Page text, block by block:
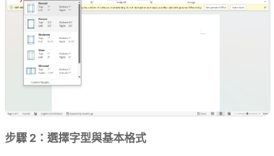
步驟 2：選擇字型與基本格式